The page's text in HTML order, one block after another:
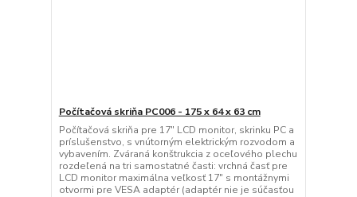
Počítačová skriňa PC006 - 175 x 64 x 63 cm
Počítačová skriňa pre 17" LCD monitor, skrinku PC a
príslušenstvo, s vnútorným elektrickým rozvodom a
vybavením. Zváraná konštrukcia z oceľového plechu
rozdeľená na tri samostatné časti: vrchná časť pre
LCD monitor maximálna veľkosť 17" s montážnymi
otvormi pre VESA adaptér (adaptér nie je súčasťou